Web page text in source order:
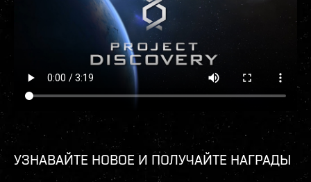
УЗНАВАЙТЕ НОВОЕ И ПОЛУЧАЙТЕ НАГРАДЫ